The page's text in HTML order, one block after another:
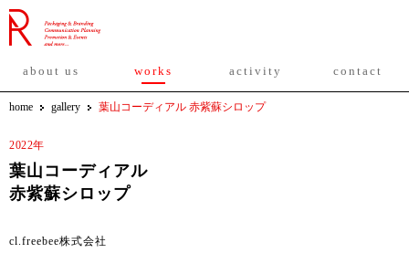
about us works activity contact
home gallery 葉山コーディアル 赤紫蘇シロップ
2022年
葉山コーディアル
赤紫蘇シロップ
cl.freebee株式会社